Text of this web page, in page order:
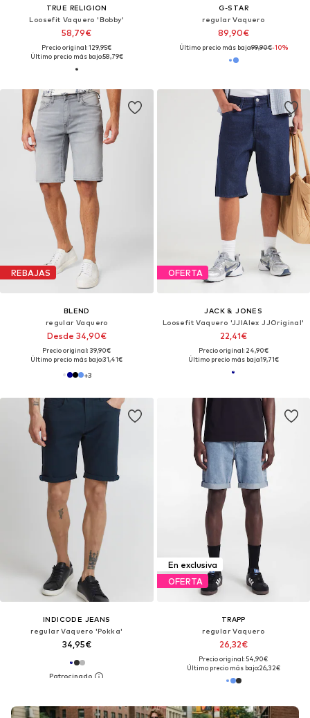
TRUE RELIGION
Loosefit Vaquero 'Bobby'
58,79€
Precio original: 129,95€
Último precio más bajo:58,79€
G-STAR
regular Vaquero
89,90€
Último precio más bajo:99,90€-10%
REBAJAS
BLEND
regular Vaquero
Desde 34,90€
Precio original: 39,90€
Último precio más bajo:31,41€
+3
OFERTA
JACK & JONES
Loosefit Vaquero 'JJIAlex JJOriginal'
22,41€
Precio original: 24,90€
Último precio más bajo:19,71€
INDICODE JEANS
regular Vaquero 'Pokka'
34,95€
En exclusiva
OFERTA
TRAPP
regular Vaquero
26,32€
Precio original: 54,90€
Último precio más bajo:26,32€